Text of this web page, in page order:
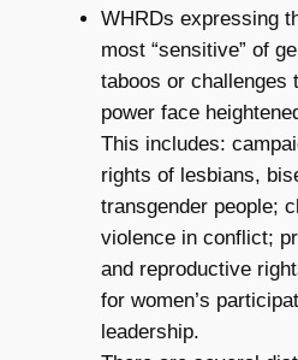
WHRDs expressing
most “sensitive” of
taboos or challenges
power face
This includes:
rights of lesbians,
transgender people;
violence in conflict;
and reproductive
for women’s
leadership.